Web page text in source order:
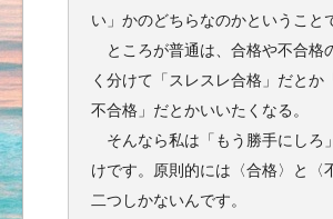
い」かのどちらなのかということ
ところが普通は、合格や不合格
く分けて「スレスレ合格」だとか
不合格」だとかいいたくなる。
そんなら私は「もう勝手にしろ
けです。原則的には〈合格〉と〈
二つしかないんです。